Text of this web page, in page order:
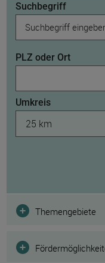
Suchbegriff
PLZ oder Ort
Umkreis
25 km
Filter
Themengebiete